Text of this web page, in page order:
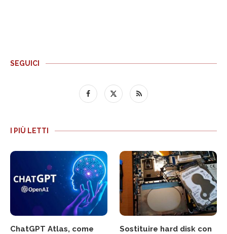
SEGUICI
I PIÙ LETTI
ChatGPT Atlas, come
Sostituire hard disk con